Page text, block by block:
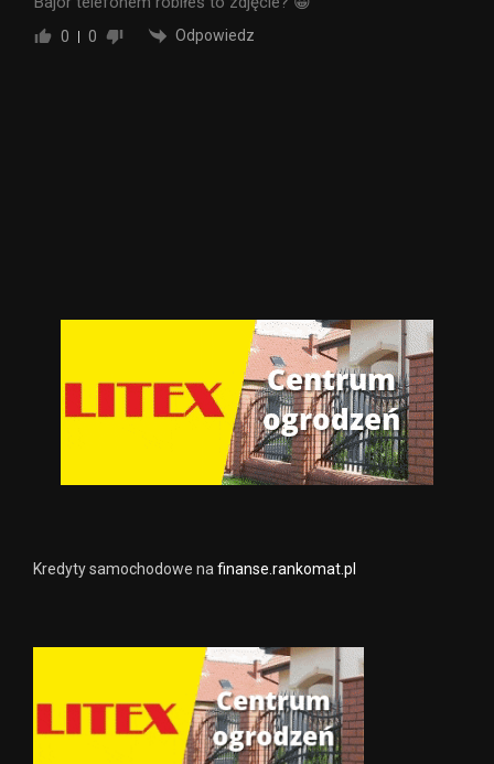
0 0 Odpowiedz
Kredyty samochodowe nafinanse.rankomat.pl